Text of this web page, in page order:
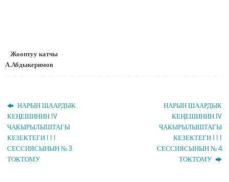
Жооптуу катчы
А.Абдыкеримов
НАРЫН ШААРДЫК
КЕҢЕШИНИН IV
ЧАКЫРЫЛЫШТАГЫ
КЕЗЕКТЕГИ I I I
СЕССИЯСЫНЫН № 3
ТОКТОМУ
НАРЫН ШААРДЫК
КЕҢЕШИНИН IV
ЧАКЫРЫЛЫШТАГЫ
КЕЗЕКТЕГИ I I I
СЕССИЯСЫНЫН № 4
ТОКТОМУ